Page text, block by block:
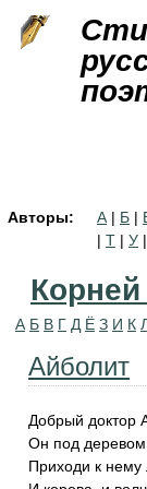
Авторы: А | Б |
| Т | У |
А Б В Г Д Ё З И К
Айболит
Добрый доктор
Он под деревом
Приходи к нему